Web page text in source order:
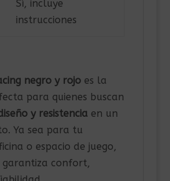
Sí, incluye
instrucciones
negro y rojoes la
para quienes buscan
y resistenciaen un
Ya sea para tu
o espacio de juego,
garantiza confort,